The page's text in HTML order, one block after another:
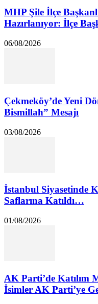
MHP Şile İlçe
Hazırlanıyor: İlçe
06/08/2026
Çekmeköy’de Yeni
Bismillah” Mesajı
03/08/2026
İstanbul Siyasetinde
Saflarına Katıldı…
01/08/2026
AK Parti’de Katılım
İsimler AK Parti’ye